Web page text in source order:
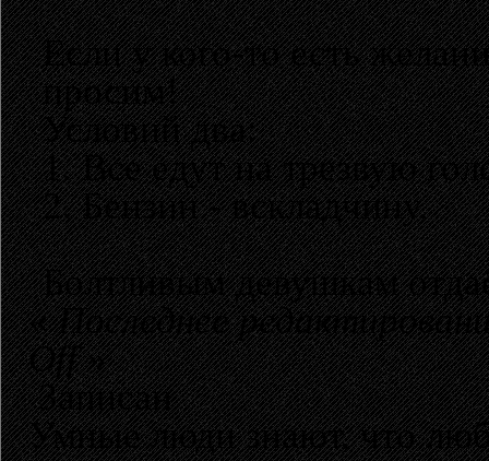
Если у кого-то есть
просим!
Условий два:
1. Все едут на трезвую
2. Бензин - вскладчину.
Болтливым девушкам
«Последнее
Off»
Записан
Умные люди знают, что